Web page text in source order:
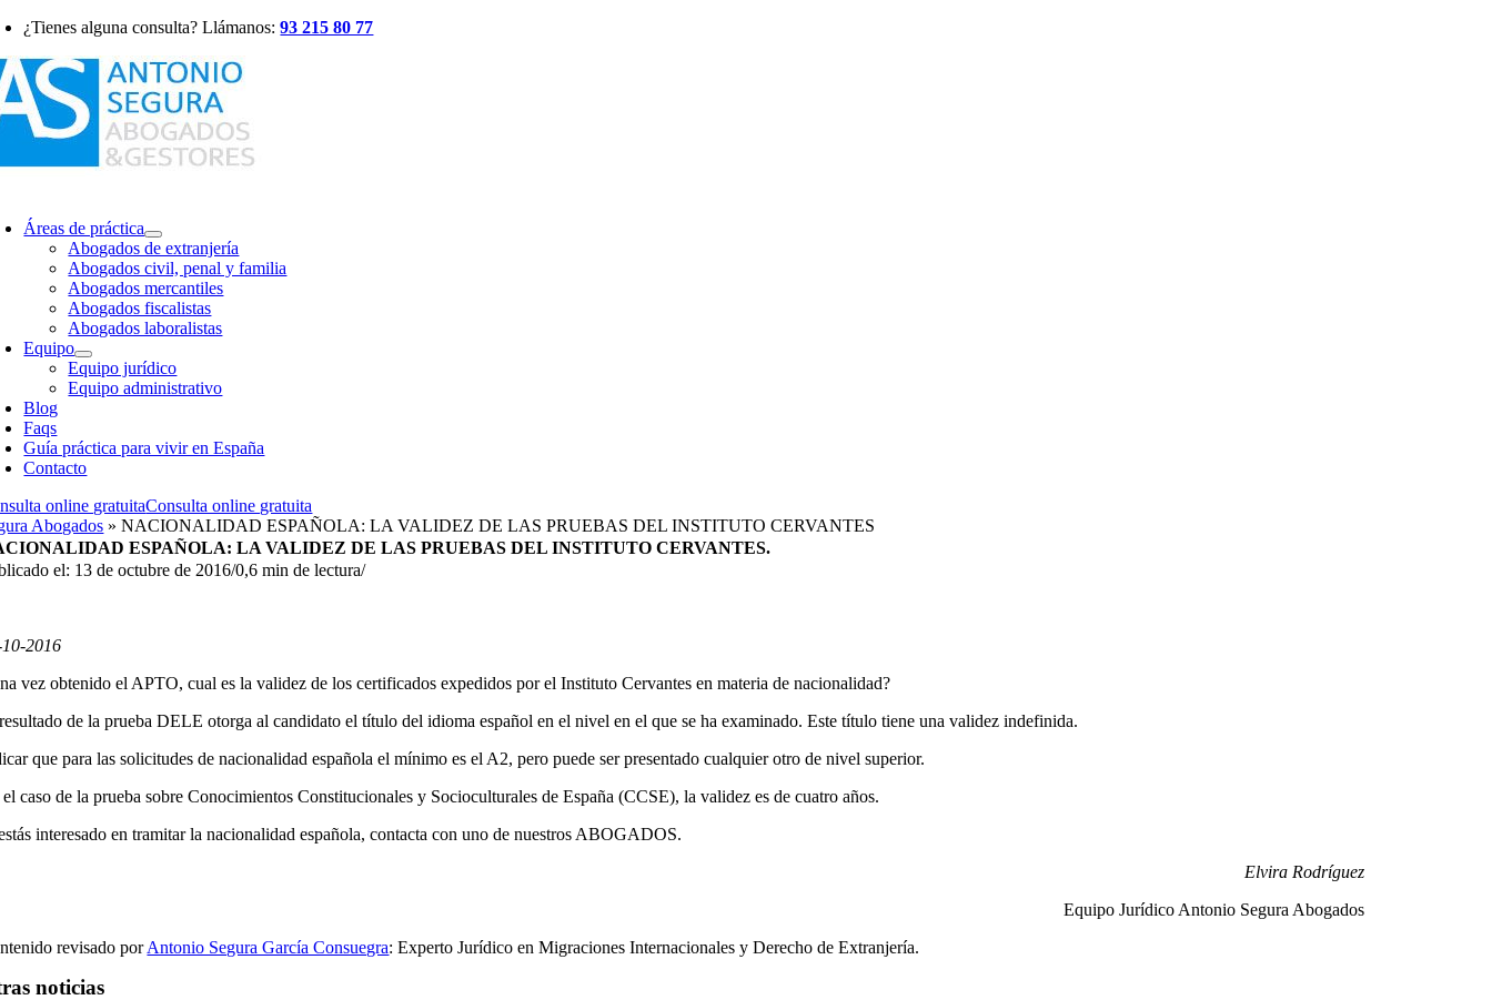
Saltar
contenido
¿Tienes alguna consulta? Llámanos:93 215 80 77
Áreas de práctica
Abogados de extranjería
Abogados civil, penal y familia
Abogados mercantiles
Abogados fiscalistas
Abogados laboralistas
Equipo
Equipo jurídico
Equipo administrativo
Blog
Faqs
Guía práctica para vivir en España
Contacto
online gratuitaConsulta online gratuita
Abogados »NACIONALIDAD ESPAÑOLA: LA VALIDEZ DE LAS PRUEBAS DEL INSTITUTO CERVANTES
ESPAÑOLA: LA VALIDEZ DE LAS PRUEBAS DEL INSTITUTO CERVANTES.
el: 13 de octubre de 2016/0,6 min de lectura/
2016
vez obtenido el APTO, cual es la validez de los certificados expedidos por el Instituto Cervantes en materia de nacionalidad?
de la prueba DELE otorga al candidato el título del idioma español en el nivel en el que se ha examinado. Este título tiene una validez indefinida.
que para las solicitudes de nacionalidad española el mínimo es el A2, pero puede ser presentado cualquier otro de nivel superior.
caso de la prueba sobre Conocimientos Constitucionales y Socioculturales de España (CCSE), la validez es de cuatro años.
interesado en tramitar la nacionalidad española, contacta con uno de nuestros ABOGADOS.
Elvira Rodríguez
Equipo Jurídico Antonio Segura Abogados
revisado porAntonio Segura García Consuegra: Experto Jurídico en Migraciones Internacionales y Derecho de Extranjería.
noticias